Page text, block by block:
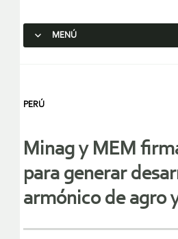
MENÚ
PERÚ
Minag y MEM
para generar
armónico de agro